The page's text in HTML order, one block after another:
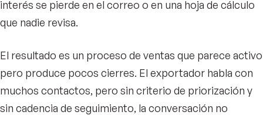
interés se pierde en el correo o en una hoja de cálculo
que nadie revisa.
El resultado es un proceso de ventas que parece activo
pero produce pocos cierres. El exportador habla con
muchos contactos, pero sin criterio de priorización y
sin cadencia de seguimiento, la conversación no